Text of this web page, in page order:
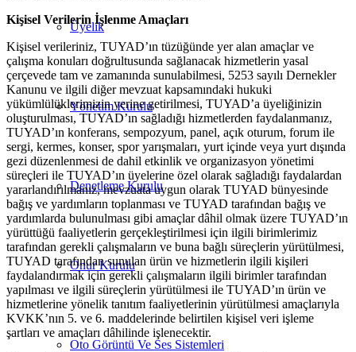
Üyelik
Yönetim Kurulu
Denetleme Kurulu
Onur Kurulu
Oto Görüntü Ve Ses Sistemleri
Kişisel Verilerin İşlenme Amaçları
Kişisel verileriniz, TUYAD’ın tüzüğünde yer alan amaçlar ve
çalışma konuları doğrultusunda sağlanacak hizmetlerin yasal
çerçevede tam ve zamanında sunulabilmesi, 5253 sayılı Dernekler
Kanunu ve ilgili diğer mevzuat kapsamındaki hukuki
yükümlülüklerimizin yerine getirilmesi, TUYAD’a üyeliğinizin
oluşturulması, TUYAD’ın sağladığı hizmetlerden faydalanmanız,
TUYAD’ın konferans, sempozyum, panel, açık oturum, forum ile
sergi, kermes, konser, spor yarışmaları, yurt içinde veya yurt dışında
gezi düzenlenmesi de dahil etkinlik ve organizasyon yönetimi
süreçleri ile TUYAD’ın üyelerine özel olarak sağladığı faydalardan
yararlandırılmanız, mevzuata uygun olarak TUYAD bünyesinde
bağış ve yardımların toplanması ve TUYAD tarafından bağış ve
yardımlarda bulunulması gibi amaçlar dâhil olmak üzere TUYAD’ın
yürüttüğü faaliyetlerin gerçekleştirilmesi için ilgili birimlerimiz
tarafından gerekli çalışmaların ve buna bağlı süreçlerin yürütülmesi,
TUYAD tarafından sunulan ürün ve hizmetlerin ilgili kişileri
faydalandırmak için gerekli çalışmaların ilgili birimler tarafından
yapılması ve ilgili süreçlerin yürütülmesi ile TUYAD’ın ürün ve
hizmetlerine yönelik tanıtım faaliyetlerinin yürütülmesi amaçlarıyla
KVKK’nın 5. ve 6. maddelerinde belirtilen kişisel veri işleme
şartları ve amaçları dâhilinde işlenecektir.